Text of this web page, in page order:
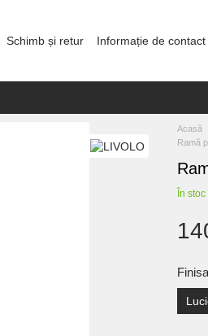
Schimb și retur Informație de contact
Acasă
Ramă
În stoc